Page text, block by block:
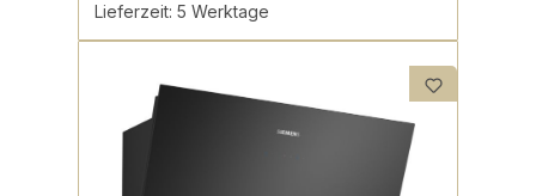
Lieferzeit: 5 Werktage